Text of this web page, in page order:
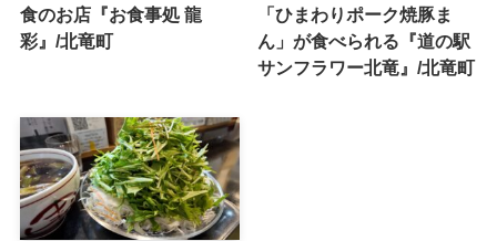
食のお店『お食事処 龍
彩』/北竜町
「ひまわりポーク焼豚ま
ん」が食べられる『道の駅
サンフラワー北竜』/北竜町